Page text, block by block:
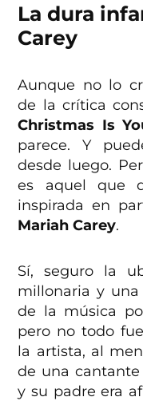
La dura
Carey
Aunque no lo
de la crítica
Christmas Is
parece. Y
desde luego.
es aquel que
inspirada en
Mariah Carey.
Sí, seguro la
millonaria y
de la música
pero no todo
la artista, al
de una
y su padre era